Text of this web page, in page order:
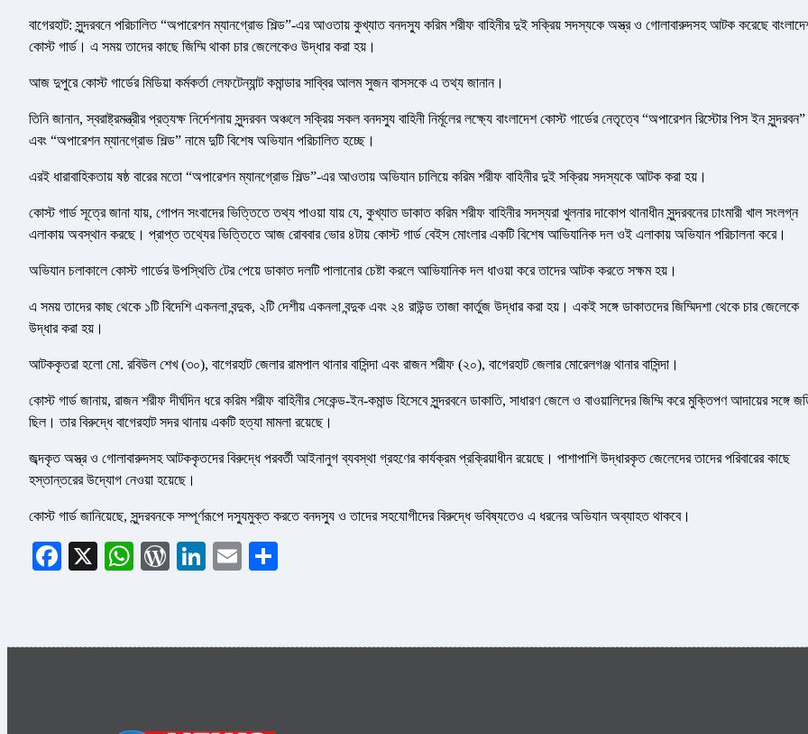
বাগেরহাট: সুন্দরবনে পরিচালিত “অপারেশন ম্যানগ্রোভ শিল্ড”-এর আওতায় কুখ্যাত বনদস্যু করিম শরীফ বাহিনীর দুই সক্রিয় সদস্যকে অস্ত্র ও গোলাবারুদসহ আটক করেছে
কোস্ট গার্ড। এ সময় তাদের কাছে জিম্মি থাকা চার জেলেকেও উদ্ধার করা হয়।
আজ দুপুরে কোস্ট গার্ডের মিডিয়া কর্মকর্তা লেফটেন্যান্ট কমান্ডার সাব্বির আলম সুজন বাসসকে এ তথ্য জানান।
তিনি জানান, স্বরাষ্ট্রমন্ত্রীর প্রত্যক্ষ নির্দেশনায় সুন্দরবন অঞ্চলে সক্রিয় সকল বনদস্যু বাহিনী নির্মূলের লক্ষ্যে বাংলাদেশ কোস্ট গার্ডের নেতৃত্বে “অপারেশন রিস্টোর পিস ইন সুন্দরবন”
এবং “অপারেশন ম্যানগ্রোভ শিল্ড” নামে দুটি বিশেষ অভিযান পরিচালিত হচ্ছে।
এরই ধারাবাহিকতায় ষষ্ঠ বারের মতো “অপারেশন ম্যানগ্রোভ শিল্ড”-এর আওতায় অভিযান চালিয়ে করিম শরীফ বাহিনীর দুই সক্রিয় সদস্যকে আটক করা হয়।
কোস্ট গার্ড সূত্রে জানা যায়, গোপন সংবাদের ভিত্তিতে তথ্য পাওয়া যায় যে, কুখ্যাত ডাকাত করিম শরীফ বাহিনীর সদস্যরা খুলনার দাকোপ থানাধীন সুন্দরবনের ঢাংমারী খাল সংলগ্ন
এলাকায় অবস্থান করছে। প্রাপ্ত তথ্যের ভিত্তিতে আজ রোববার ভোর ৪টায় কোস্ট গার্ড বেইস মোংলার একটি বিশেষ আভিযানিক দল ওই এলাকায় অভিযান পরিচালনা করে।
অভিযান চলাকালে কোস্ট গার্ডের উপস্থিতি টের পেয়ে ডাকাত দলটি পালানোর চেষ্টা করলে আভিযানিক দল ধাওয়া করে তাদের আটক করতে সক্ষম হয়।
এ সময় তাদের কাছ থেকে ১টি বিদেশি একনলা বন্দুক, ২টি দেশীয় একনলা বন্দুক এবং ২৪ রাউন্ড তাজা কার্তুজ উদ্ধার করা হয়। একই সঙ্গে ডাকাতদের জিম্মিদশা থেকে চার জেলেকে
উদ্ধার করা হয়।
আটককৃতরা হলো মো. রবিউল শেখ (৩০), বাগেরহাট জেলার রামপাল থানার বাসিন্দা এবং রাজন শরীফ (২০), বাগেরহাট জেলার মোরেলগঞ্জ থানার বাসিন্দা।
কোস্ট গার্ড জানায়, রাজন শরীফ দীর্ঘদিন ধরে করিম শরীফ বাহিনীর সেকেন্ড-ইন-কমান্ড হিসেবে সুন্দরবনে ডাকাতি, সাধারণ জেলে ও বাওয়ালিদের জিম্মি করে মুক্তিপণ আদায়ের সঙ্গে
ছিল। তার বিরুদ্ধে বাগেরহাট সদর থানায় একটি হত্যা মামলা রয়েছে।
জব্দকৃত অস্ত্র ও গোলাবারুদসহ আটককৃতদের বিরুদ্ধে পরবর্তী আইনানুগ ব্যবস্থা গ্রহণের কার্যক্রম প্রক্রিয়াধীন রয়েছে। পাশাপাশি উদ্ধারকৃত জেলেদের তাদের পরিবারের কাছে
হস্তান্তরের উদ্যোগ নেওয়া হয়েছে।
কোস্ট গার্ড জানিয়েছে, সুন্দরবনকে সম্পূর্ণরূপে দস্যুমুক্ত করতে বনদস্যু ও তাদের সহযোগীদের বিরুদ্ধে ভবিষ্যতেও এ ধরনের অভিযান অব্যাহত থাকবে।
Facebook
X WhatsApp
WordPress
LinkedIn
Email